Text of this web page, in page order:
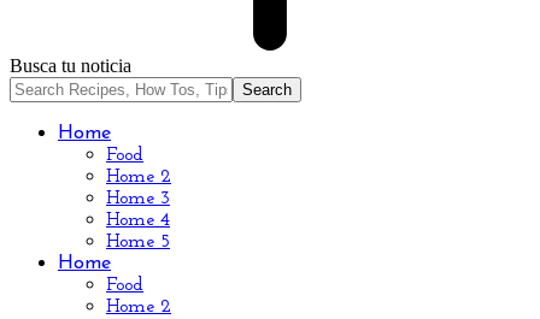
Busca tu noticia
Home
Food
Home 2
Home 3
Home 4
Home 5
Home
Food
Home 2